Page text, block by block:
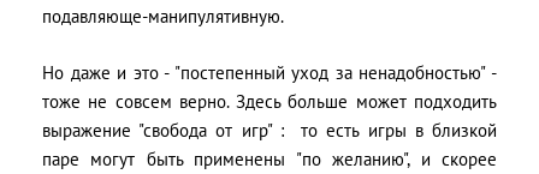
подавляюще-манипулятивную.
Но даже и это - "постепенный уход за ненадобностью" -
тоже не совсем верно. Здесь больше может подходить
выражение "свобода от игр" : то есть игры в близкой
паре могут быть применены "по желанию", и скорее